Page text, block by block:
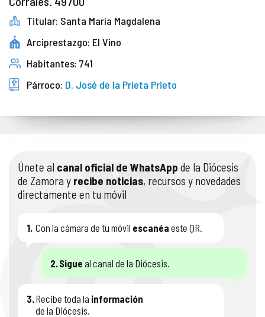
Titular: Santa María Magdalena
Arciprestazgo: El Vino
Habitantes: 741
Párroco: D. José de la Prieta Prieto
Únete al canal oficial de WhatsApp de la Diócesis
de Zamora y recibe noticias, recursos y novedades
directamente en tu móvil
1. Con la cámara de tu móvil escanéa este QR.
2.Sigue al canal de la Diócesis.
3.Recibe toda la información
de la Diócesis.